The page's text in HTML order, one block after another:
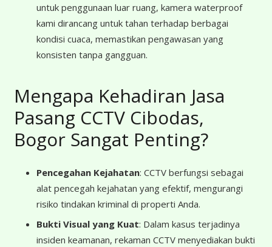
untuk penggunaan luar ruang, kamera waterproof
kami dirancang untuk tahan terhadap berbagai
kondisi cuaca, memastikan pengawasan yang
konsisten tanpa gangguan.
Mengapa Kehadiran Jasa
Pasang CCTV Cibodas,
Bogor Sangat Penting?
Pencegahan Kejahatan: CCTV berfungsi sebagai
alat pencegah kejahatan yang efektif, mengurangi
risiko tindakan kriminal di properti Anda.
Bukti Visual yang Kuat: Dalam kasus terjadinya
insiden keamanan, rekaman CCTV menyediakan bukti